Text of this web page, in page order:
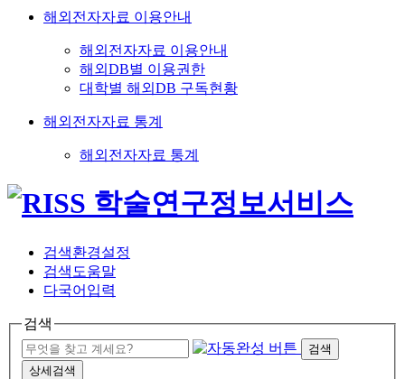
해외전자자료 이용안내
해외전자자료 이용안내
해외DB별 이용권한
대학별 해외DB 구독현황
해외전자자료 통계
해외전자자료 통계
검색환경설정
검색도움말
다국어입력
검색
검색
상세검색